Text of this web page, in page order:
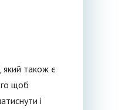
який також є
щоб
і